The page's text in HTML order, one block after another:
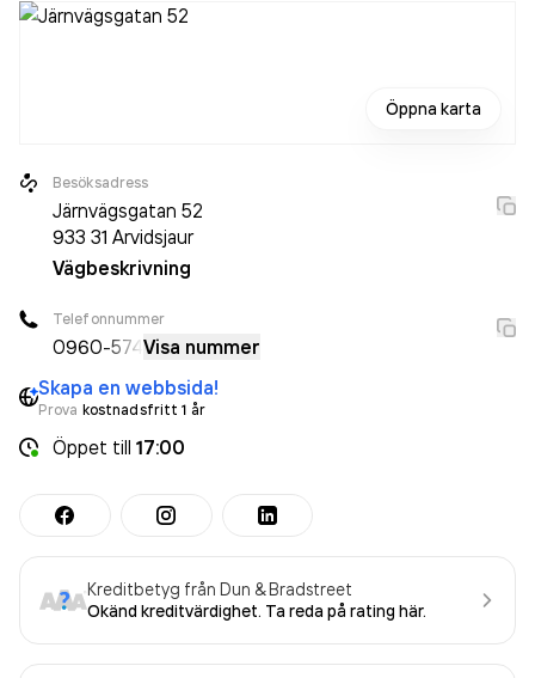
Öppna karta
Besöksadress
Järnvägsgatan 52
933 31 Arvidsjaur
Vägbeskrivning
Telefonnummer
0960-574Visa nummer
Skapa en webbsida!
Prova kostnadsfritt 1 år
Öppet till 17:00
Kreditbetyg från Dun & Bradstreet
Okänd kreditvärdighet. Ta reda på rating här.